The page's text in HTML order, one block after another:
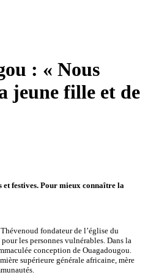
: « Nous
jeune fille et de
et festives. Pour mieux connaître la
fondateur de l’église du
les personnes vulnérables. Dans la
conception de Ouagadougou.
supérieure générale africaine, mère